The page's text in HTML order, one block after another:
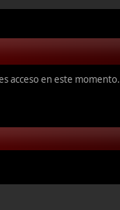
acceso en este momento.